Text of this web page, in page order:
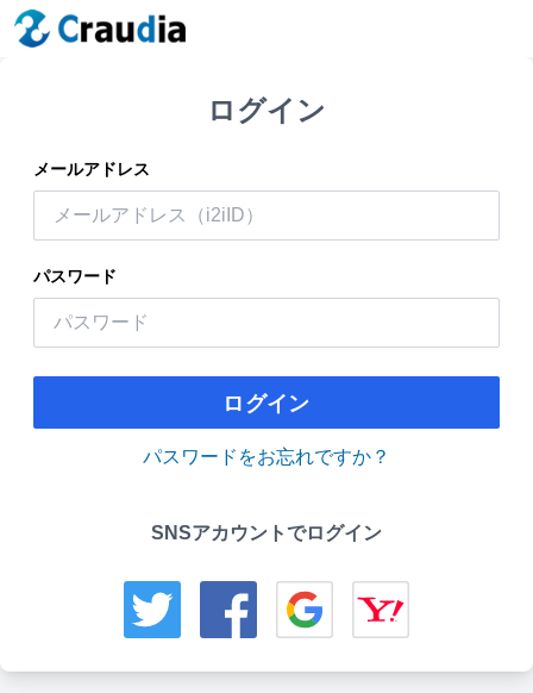
ログイン
メールアドレス
パスワード
ログイン
パスワードをお忘れですか？
SNSアカウントでログイン